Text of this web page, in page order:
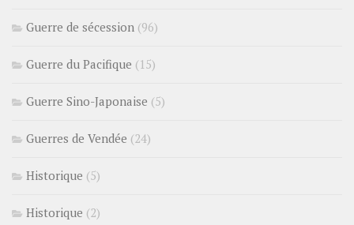
Guerre de sécession (96)
Guerre du Pacifique (15)
Guerre Sino-Japonaise (5)
Guerres de Vendée (24)
Historique (5)
Historique (2)